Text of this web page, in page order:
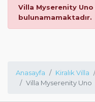
Villa Myserenity Uno
bulunamamaktadır.
Anasayfa Kiralık Villa
Villa Myserenity Uno